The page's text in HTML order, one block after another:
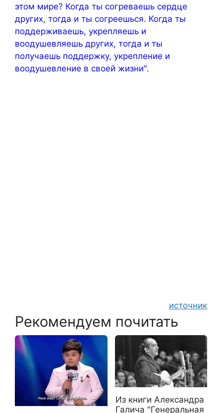
этом мире? Когда ты согреваешь сердце
других, тогда и ты согреешься. Когда ты
поддерживаешь, укрепляешь и
воодушевляешь других, тогда и ты
получаешь поддержку, укрепление и
воодушевление в своей жизни".
источник
Рекомендуем почитать
Из книги Александра
Галича "Генеральная